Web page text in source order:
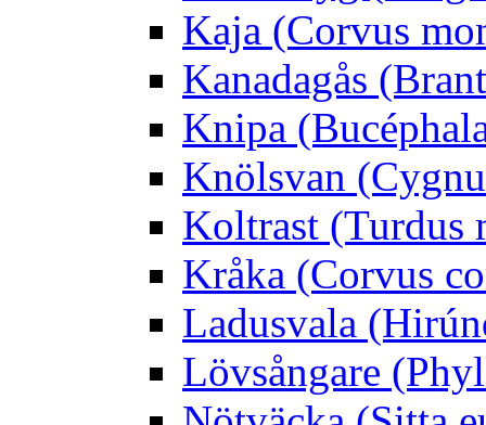
Kaja (Corvus
Kanadagås
Knipa
Knölsvan
Koltrast (Turdus
Kråka (Corvus
Ladusvala
Lövsångare